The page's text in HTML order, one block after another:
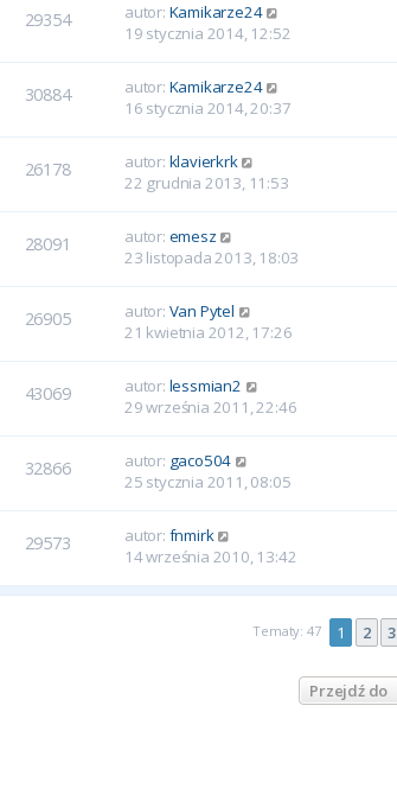
29354 autor: Kamikarze24
19 stycznia 2014, 12:52
30884 autor: Kamikarze24
16 stycznia 2014, 20:37
26178 autor: klavierkrk
22 grudnia 2013, 11:53
28091 autor: emesz
23 listopada 2013, 18:03
26905 autor: Van Pytel
21 kwietnia 2012, 17:26
43069 autor: lessmian2
29 września 2011, 22:46
32866 autor: gaco504
25 stycznia 2011, 08:05
29573 autor: fnmirk
14 września 2010, 13:42
Tematy: 47 1 2 3
Przejdź do